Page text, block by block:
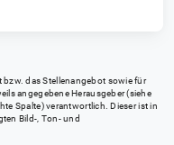
bzw. das Stellenangebot sowie für
angegebene Herausgeber (siehe
Spalte) verantwortlich. Dieser ist in
Bild-, Ton- und